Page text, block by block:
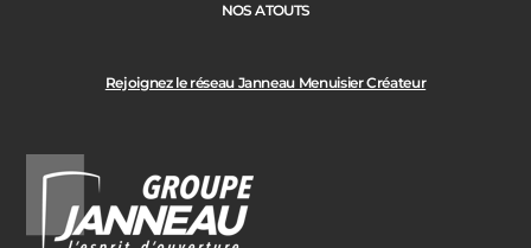
Rejoignez le réseau Janneau Menuisier Créateur
NOS ATOUTS